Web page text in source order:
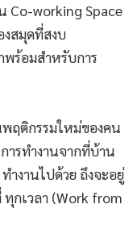
Co-working Space
สมุดที่สงบ
ร้อมสำหรับการ
ฤติกรรมใหม่ของคน
ารทำงานจากที่บ้าน
งานไปด้วย ถึงจะอยู่
กเวลา (Work from